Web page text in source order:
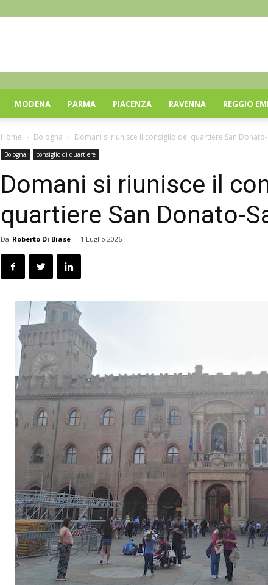
MODENA PARMA PIACENZA RAVENNA REGGIO
Home Bologna Domani si riunisce il consiglio del quartiere San Donato-
Bologna consiglio di quartiere
Domani si riunisce il
quartiere San Donato-
Da Roberto Di Biase - 1 Luglio 2026